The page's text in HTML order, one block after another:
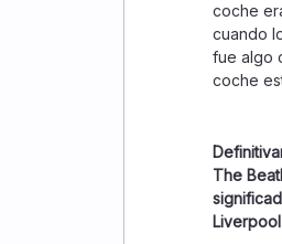
coche
cuando
fue algo
coche
The